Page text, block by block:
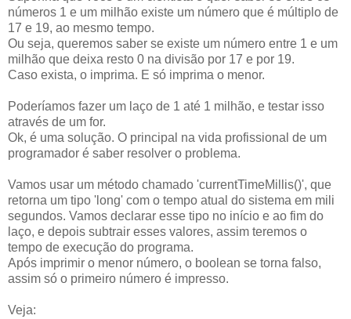
números 1 e um milhão existe um número que é múltiplo de
17 e 19, ao mesmo tempo.
Ou seja, queremos saber se existe um número entre 1 e um
milhão que deixa resto 0 na divisão por 17 e por 19.
Caso exista, o imprima. E só imprima o menor.
Poderíamos fazer um laço de 1 até 1 milhão, e testar isso
através de um for.
Ok, é uma solução. O principal na vida profissional de um
programador é saber resolver o problema.
Vamos usar um método chamado 'currentTimeMillis()', que
retorna um tipo 'long' com o tempo atual do sistema em mili
segundos. Vamos declarar esse tipo no início e ao fim do
laço, e depois subtrair esses valores, assim teremos o
tempo de execução do programa.
Após imprimir o menor número, o boolean se torna falso,
assim só o primeiro número é impresso.
Veja: